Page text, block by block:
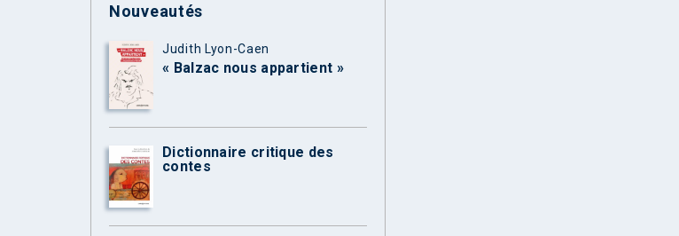
Nouveautés
Judith Lyon-Caen
« Balzac nous appartient »
Dictionnaire critique des
contes